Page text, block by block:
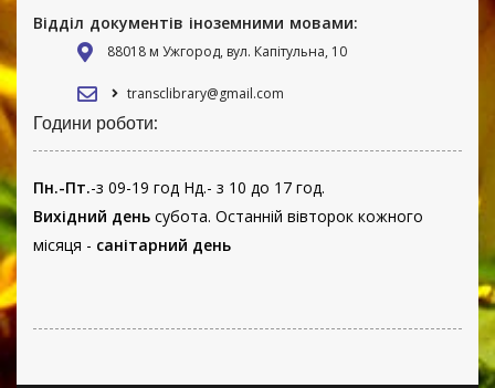
Відділ документів іноземними мовами:
88018 м Ужгород, вул. Капітульна, 10
transclibrary@gmail.com
Години роботи:
Пн.-Пт.-з 09-19 год Нд.- з 10 до 17 год.
Вихідний день субота. Останній вівторок кожного
місяця - санітарний день